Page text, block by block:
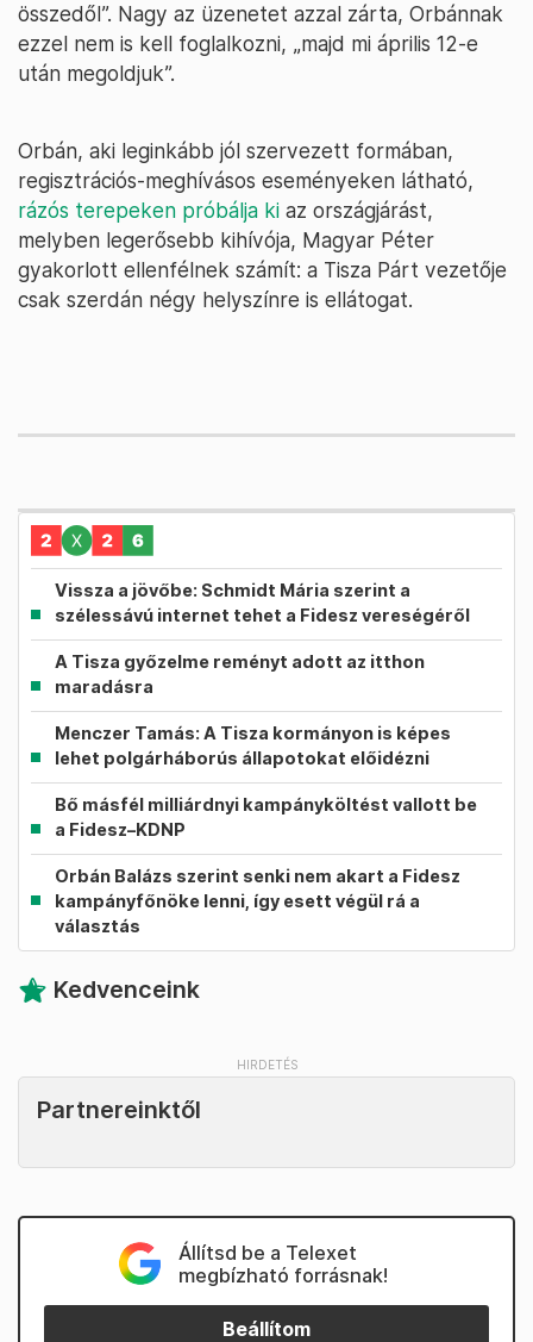
összedől”. Nagy az üzenetet azzal zárta, Orbánnak
ezzel nem is kell foglalkozni, „majd mi április 12-e
után megoldjuk”.
Orbán, aki leginkább jól szervezett formában,
regisztrációs-meghívásos eseményeken látható,
rázós terepeken próbálja ki az országjárást,
melyben legerősebb kihívója, Magyar Péter
gyakorlott ellenfélnek számít: a Tisza Párt vezetője
csak szerdán négy helyszínre is ellátogat.
Vissza a jövőbe: Schmidt Mária szerint a
szélessávú internet tehet a Fidesz vereségéről
A Tisza győzelme reményt adott az itthon
maradásra
Menczer Tamás: A Tisza kormányon is képes
lehet polgárháborús állapotokat előidézni
Bő másfél milliárdnyi kampányköltést vallott be
a Fidesz–KDNP
Orbán Balázs szerint senki nem akart a Fidesz
kampányfőnöke lenni, így esett végül rá a
választás
Kedvenceink
Partnereinktől
Állítsd be a Telexet
megbízható forrásnak!
Beállítom